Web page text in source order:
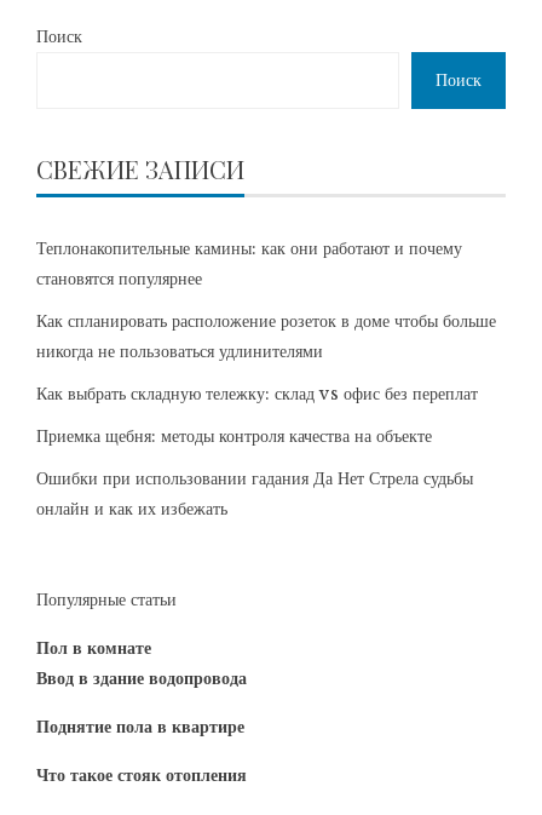
Поиск
Поиск
СВЕЖИЕ ЗАПИСИ
Теплонакопительные камины: как они работают и почему
становятся популярнее
Как спланировать расположение розеток в доме чтобы больше
никогда не пользоваться удлинителями
Как выбрать складную тележку: склад vs офис без переплат
Приемка щебня: методы контроля качества на объекте
Ошибки при использовании гадания Да Нет Стрела судьбы
онлайн и как их избежать
Популярные статьи
Пол в комнате
Ввод в здание водопровода
Поднятие пола в квартире
Что такое стояк отопления